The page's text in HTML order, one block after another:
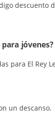
descuento
jóvenes?
para El Rey
un descanso.